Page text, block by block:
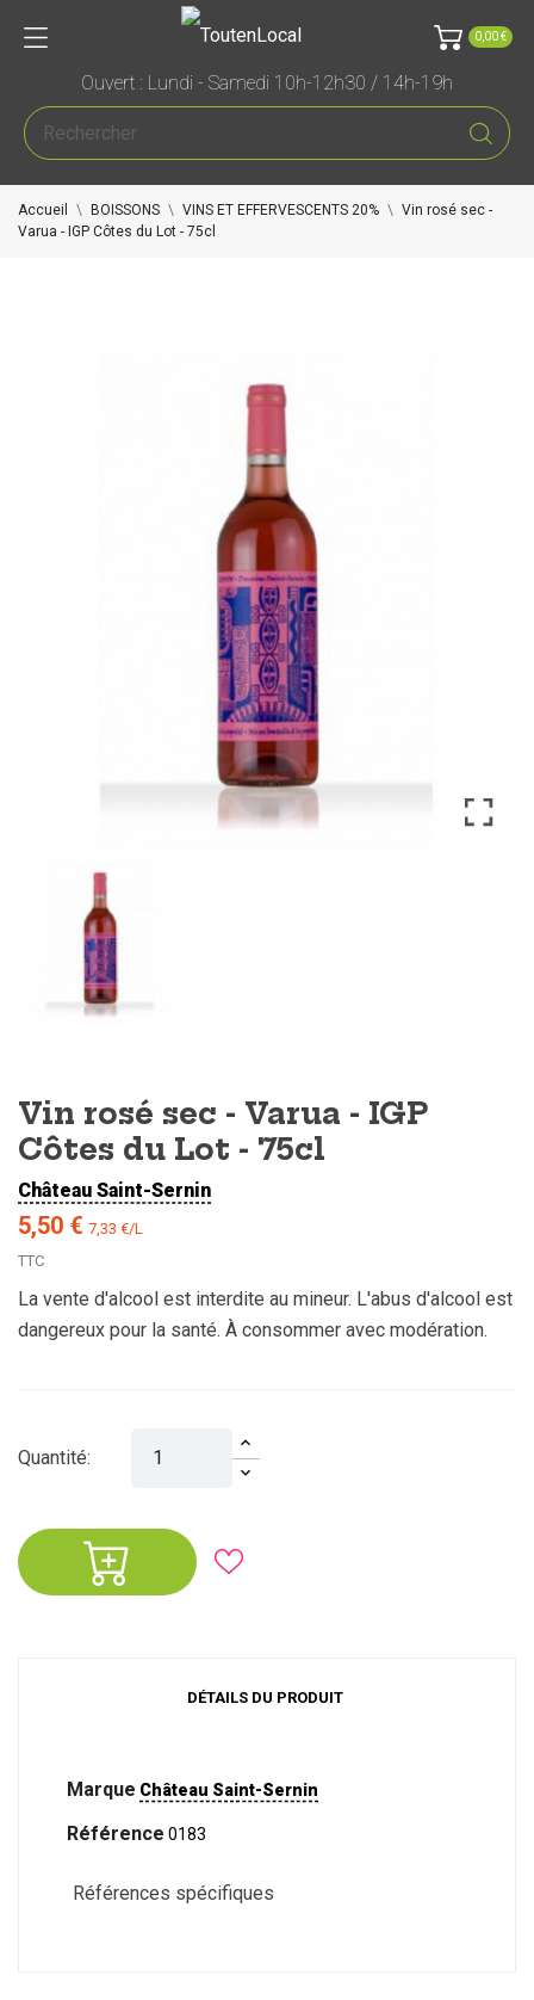
0,00 €
Ouvert : Lundi - Samedi 10h-12h30 / 14h-19h
Accueil BOISSONS VINS ET EFFERVESCENTS 20%
Vin rosé sec -
Varua - IGP Côtes du Lot - 75cl
Vin rosé sec - Varua - IGP
Côtes du Lot - 75cl
Château Saint-Sernin
5,50 € 7,33 €/L
TTC
La vente d'alcool est interdite au mineur. L'abus d'alcool est
dangereux pour la santé. À consommer avec modération.
Quantité:
DÉTAILS DU PRODUIT
Marque Château Saint-Sernin
Référence 0183
Références spécifiques